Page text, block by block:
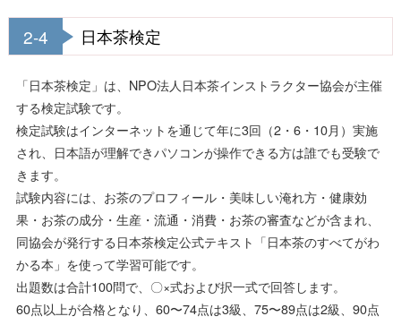
2-4 日本茶検定
「日本茶検定」は、NPO法人日本茶インストラクター協会が主催
する検定試験です。
検定試験はインターネットを通じて年に3回（2・6・10月）実施
され、日本語が理解できパソコンが操作できる方は誰でも受験で
きます。
試験内容には、お茶のプロフィール・美味しい淹れ方・健康効
果・お茶の成分・生産・流通・消費・お茶の審査などが含まれ、
同協会が発行する日本茶検定公式テキスト「日本茶のすべてがわ
かる本」を使って学習可能です。
出題数は合計100問で、〇×式および択一式で回答します。
60点以上が合格となり、60〜74点は3級、75〜89点は2級、90点